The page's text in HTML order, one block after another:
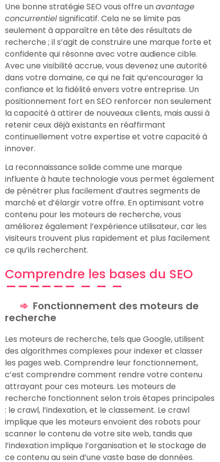
Une bonne stratégie SEO vous offre unavantage
concurrentielsignificatif. Cela ne se limite pas
seulement à apparaître en tête des résultats de
recherche ; il s’agit de construire une marque forte et
confidente qui résonne avec votre audience cible.
Avec une visibilité accrue, vous devenez une autorité
dans votre domaine, ce qui ne fait qu’encourager la
confiance et la fidélité envers votre entreprise. Un
positionnement fort en SEO renforcer non seulement
la capacité à attirer de nouveaux clients, mais aussi à
retenir ceux déjà existants en réaffirmant
continuellement votre expertise et votre capacité à
innover.
La reconnaissance solide comme une marque
influente à haute technologie vous permet également
de pénétrer plus facilement d’autres segments de
marché et d’élargir votre offre. En optimisant votre
contenu pour les moteurs de recherche, vous
améliorez également l’expérience utilisateur, car les
visiteurs trouvent plus rapidement et plus facilement
ce qu’ils recherchent.
Comprendre les bases du SEO
Fonctionnement des moteurs de
recherche
Les moteurs de recherche, tels que Google, utilisent
des algorithmes complexes pour indexer et classer
les pages web. Comprendre leur fonctionnement,
c’est comprendre comment rendre votre contenu
attrayant pour ces moteurs. Les moteurs de
recherche fonctionnent selon trois étapes principales
: le crawl, l’indexation, et le classement. Le crawl
implique que les moteurs envoient des robots pour
scanner le contenu de votre site web, tandis que
l’indexation implique l’organisation et le stockage de
ce contenu au sein d’une vaste base de données.